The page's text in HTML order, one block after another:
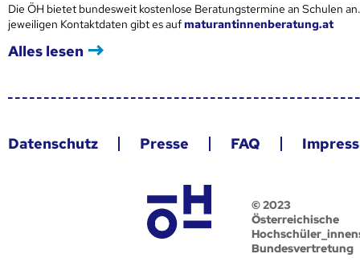
Die ÖH bietet bundesweit kostenlose Beratungstermine an Schulen
jeweiligen Kontaktdaten gibt es aufmaturantinnenberatung.at
Alles lesen
Datenschutz Presse FAQ
© 2023
Österreichische
Bundesvertretung